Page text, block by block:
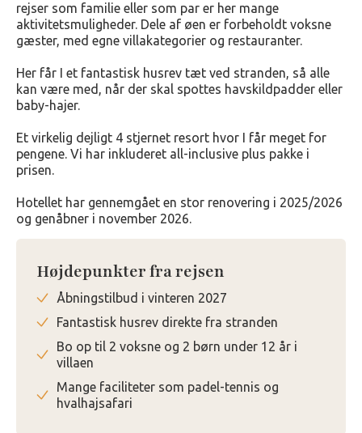
rejser som familie eller som par er her mange
aktivitetsmuligheder. Dele af øen er forbeholdt voksne
gæster, med egne villakategorier og restauranter.
Her får I et fantastisk husrev tæt ved stranden, så alle
kan være med, når der skal spottes havskildpadder eller
baby-hajer.
Et virkelig dejligt 4 stjernet resort hvor I får meget for
pengene. Vi har inkluderet all-inclusive plus pakke i
prisen.
Hotellet har gennemgået en stor renovering i 2025/2026
og genåbner i november 2026.
Højdepunkter fra rejsen
Åbningstilbud i vinteren 2027
Fantastisk husrev direkte fra stranden
Bo op til 2 voksne og 2 børn under 12 år i
villaen
Mange faciliteter som padel-tennis og
hvalhajsafari